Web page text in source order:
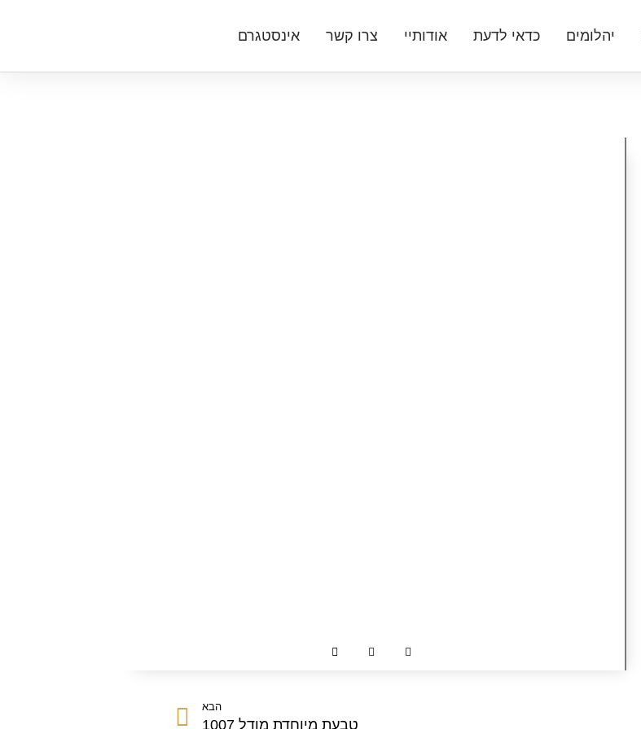
יהלומים כדאי לדעת אודותיי צרו קשר אינסטגרם
הבא
טבעת מיוחדת מודל 1007